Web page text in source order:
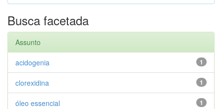
Busca facetada
Assunto
1
acidogenia
1
clorexidina
1
óleo essencial